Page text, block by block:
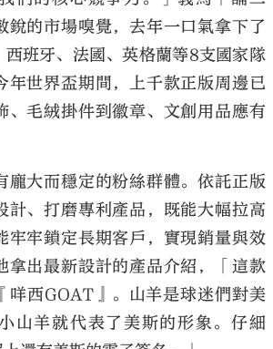
大公文匯
銳的市場嗅覺，去年一口氣拿下了
西班牙、法國、英格蘭等8支國家隊
年世界盃期間，上千款正版周邊已
、毛絨掛件到徽章、文創用品應有
龐大而穩定的粉絲群體。依託正版
計、打磨專利產品，既能大幅拉高
牢牢鎖定長期客戶，實現銷量與效
拿出最新設計的產品介紹，「這款
咩西GOAT』。山羊是球迷們對美
山羊就代表了美斯的形象。仔細